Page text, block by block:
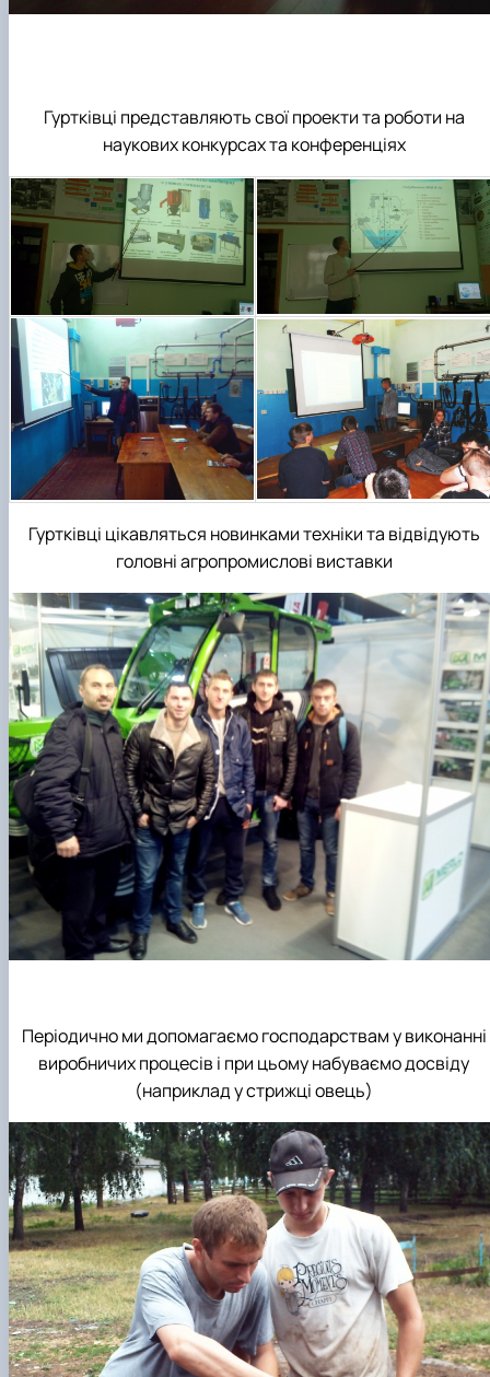
Гуртківці представляють свої проекти та роботи на
наукових конкурсах та конференціях
Гуртківці цікавляться новинками техніки та відвідують
головні агропромислові виставки
Періодично ми допомагаємо господарствам у виконанні
виробничих процесів і при цьому набуваємо досвіду
(наприклад у стрижці овець)